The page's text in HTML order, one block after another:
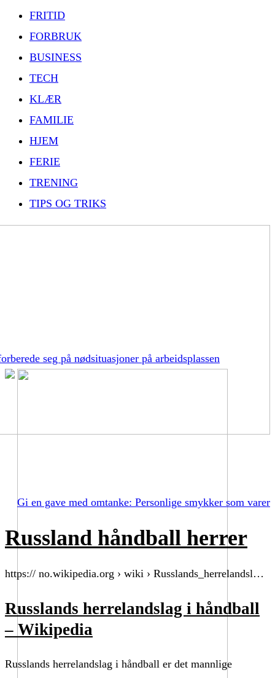
FRITID
FORBRUK
BUSINESS
TECH
KLÆR
FAMILIE
HJEM
FERIE
TRENING
TIPS OG TRIKS
seg på nødsituasjoner på arbeidsplassen
Gi en gave med omtanke: Personlige smykker som varer
Russland håndball herrer
https:// no.wikipedia.org › wiki › Russlands_herrelandsl…
Russlands herrelandslag i håndball
– Wikipedia
Russlands herrelandslag i håndball er det mannlige